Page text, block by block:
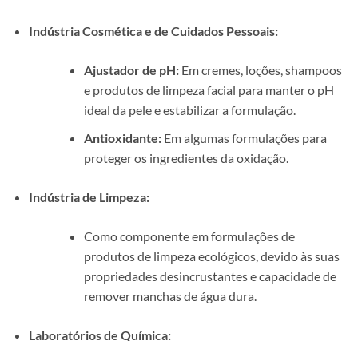
Indústria Cosmética e de Cuidados Pessoais:
Ajustador de pH:Em cremes, loções, shampoos
e produtos de limpeza facial para manter o pH
ideal da pele e estabilizar a formulação.
Antioxidante:Em algumas formulações para
proteger os ingredientes da oxidação.
Indústria de Limpeza:
Como componente em formulações de
produtos de limpeza ecológicos, devido às suas
propriedades desincrustantes e capacidade de
remover manchas de água dura.
Laboratórios de Química: